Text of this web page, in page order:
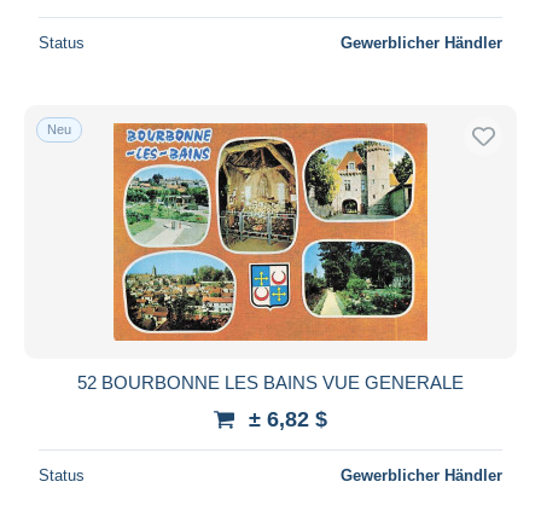
Status Gewerblicher Händler
Neu
52 BOURBONNE LES BAINS VUE GENERALE
± 6,82 $
Status Gewerblicher Händler